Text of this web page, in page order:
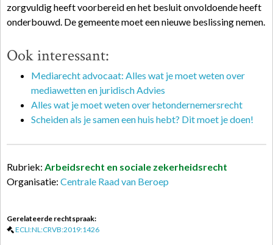
zorgvuldig heeft voorbereid en het besluit onvoldoende heeft
onderbouwd. De gemeente moet een nieuwe beslissing nemen.
Ook interessant:
Mediarecht advocaat: Alles wat je moet weten over
mediawetten en juridisch Advies
Alles wat je moet weten over hetondernemersrecht
Scheiden als je samen een huis hebt? Dit moet je doen!
Rubriek: Arbeidsrecht en sociale zekerheidsrecht
Organisatie: Centrale Raad van Beroep
Gerelateerde rechtspraak:
ECLI:NL:CRVB:2019:1426